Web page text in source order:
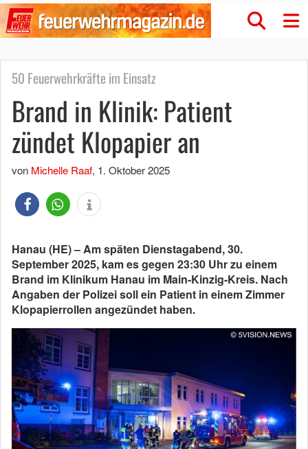
50 Feuerwehrkräfte im Einsatz
Brand in Klinik: Patient
zündet Klopapier an
von Michelle Raaf, 1. Oktober 2025
Hanau (HE) – Am späten Dienstagabend, 30.
September 2025, kam es gegen 23:30 Uhr zu einem
Brand im Klinikum Hanau im Main-Kinzig-Kreis. Nach
Angaben der Polizei soll ein Patient in einem Zimmer
Klopapierrollen angezündet haben.